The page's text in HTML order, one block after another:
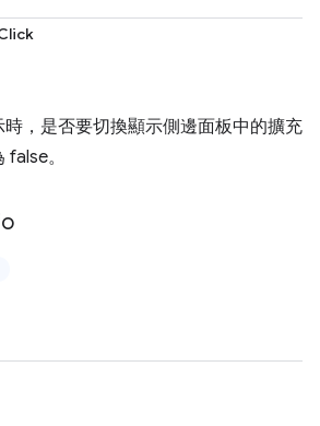
，是否要切換顯示側邊面板中的擴充
。